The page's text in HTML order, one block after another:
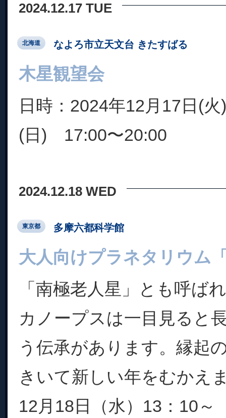
2024.12.17 TUE
北海道 なよろ市立天文台 きたすばる
木星観望会
日時：2024年12月17日(
(日) 17:00〜20:00
2024.12.18 WED
東京都 多摩六都科学館
大人向けプラネタリウム
「南極老人星」とも呼ば
カノープスは一目見ると
う伝承があります。縁起
きいて新しい年をむかえ
12月18日（水）13：10